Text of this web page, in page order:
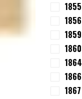
1855
1856
1859
1860
1864
1866
1867